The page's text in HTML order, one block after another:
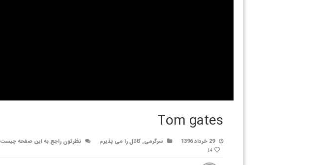
Tom gates
29 خرداد 1396 سرگرمی, کانال را می پذیرم نظرتون راجع به این صفحه چیست
14